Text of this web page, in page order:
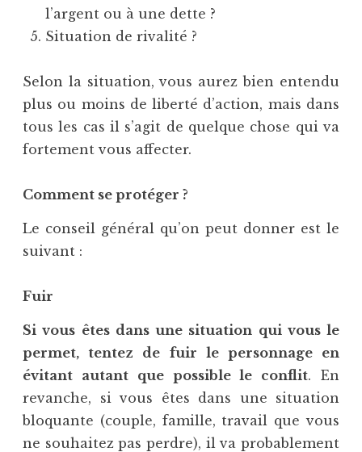
l’argent ou à une dette ?
Situation de rivalité ?
Selon la situation, vous aurez bien entendu
plus ou moins de liberté d’action, mais dans
tous les cas il s’agit de quelque chose qui va
fortement vous affecter.
Comment se protéger ?
Le conseil général qu’on peut donner est le
suivant :
Fuir
Si vous êtes dans une situation qui vous le
permet, tentez de fuir le personnage en
évitant autant que possible le conflit. En
revanche, si vous êtes dans une situation
bloquante (couple, famille, travail que vous
ne souhaitez pas perdre), il va probablement